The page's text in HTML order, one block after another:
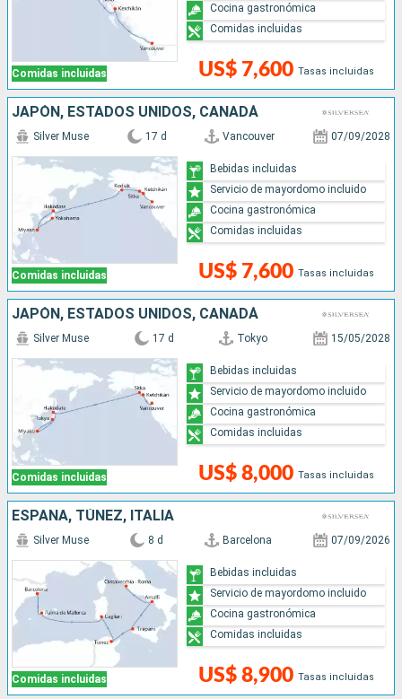
Comidas incluidas US$ 7,600 Tasas incluidas
Cocina gastronómica
Comidas incluidas
JAPÓN, ESTADOS UNIDOS, CANADÁ
Comidas incluidas
Silver Muse 17 d Vancouver 07/09/2028
US$ 7,600 Tasas incluidas
Bebidas incluidas
Servicio de mayordomo incluido
Cocina gastronómica
Comidas incluidas
JAPÓN, ESTADOS UNIDOS, CANADÁ
Comidas incluidas
Silver Muse 17 d Tokyo 15/05/2028
US$ 8,000 Tasas incluidas
Bebidas incluidas
Servicio de mayordomo incluido
Cocina gastronómica
Comidas incluidas
ESPAÑA, TÚNEZ, ITALIA
Comidas incluidas
Silver Muse 8 d Barcelona 07/09/2026
US$ 8,900 Tasas incluidas
Bebidas incluidas
Servicio de mayordomo incluido
Cocina gastronómica
Comidas incluidas